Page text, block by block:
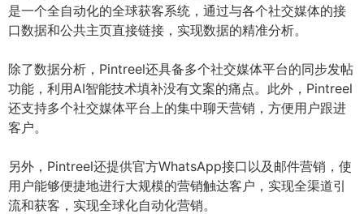
是一个全自动化的全球获客系统，通过与各个社交媒体的接
口数据和公共主页直接链接，实现数据的精准分析。
除了数据分析，Pintreel还具备多个社交媒体平台的同步发帖
功能，利用AI智能技术填补没有文案的痛点。此外，Pintreel
还支持多个社交媒体平台上的集中聊天营销，方便用户跟进
客户。
另外，Pintreel还提供官方WhatsApp接口以及邮件营销，使
用户能够便捷地进行大规模的营销触达客户，实现全渠道引
流和获客，实现全球化自动化营销。